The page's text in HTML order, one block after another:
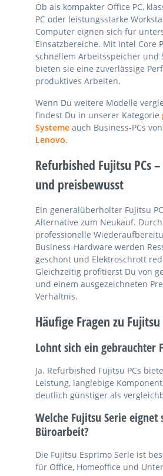
Ob als kompakter Office PC,
PC oder leistungsstarke
Computer eignen sich für
Einsatzbereiche. Mit Intel Core
schnellem Arbeitsspeicher und
bieten sie eine zuverlässige
produktives Arbeiten.
Wenn Du weitere Modelle
findest Du in unserer Kategorie
Systeme auch Business-PCs von
Lenovo.
Refurbished Fujitsu PCs
und preisbewusst
Ein generalüberholter Fujitsu
Alternative zum Neukauf.
professionelle
Business-Hardware werden
geschont und Elektroschrott
Gleichzeitig profitierst Du von
und einem ausgezeichneten
Verhältnis.
Häufige Fragen zu Fujitsu
Lohnt sich ein gebrauchter
Ja. Refurbished Fujitsu PCs
Leistung, langlebige
deutlich günstiger als
Welche Fujitsu Serie eignet
Büroarbeit?
Die Fujitsu Esprimo Serie ist
für Office, Homeoffice und